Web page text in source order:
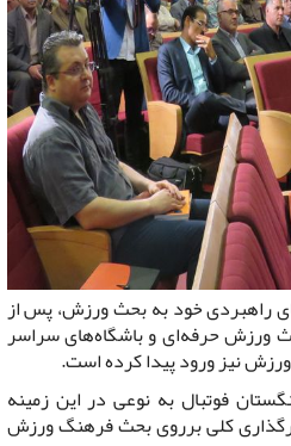
راهبردی خود به بحث ورزش، پس از
ورزش حرفه‌ای و باشگاه‌های سراسر
نیز ورود پیدا کرده است.
فوتبال به نوعی در این زمینه
کلی برروی بحث فرهنگ ورزش